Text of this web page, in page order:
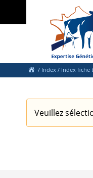
/ Index / Index fiche
Veuillez